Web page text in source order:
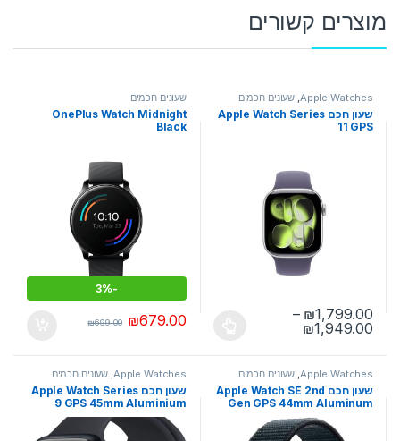
מוצרים קשורים
Apple Watches
, שעונים חכמים
שעון חכם Apple Watch Series
11 GPS
₪1,799.00
–
₪1,949.00 טווח מחירים: ⁦₪1,799.00⁩ עד ⁦₪1,949.00⁩
למוצר זה יש מספר סוגים. ניתן לבחור את האפשרויות בעמוד המוצר
שעונים חכמים
OnePlus Watch Midnight
Black
-
3%
₪679.00
₪699.00
Apple Watches
, שעונים חכמים
שעון חכם Apple Watch SE 2nd
Gen GPS 44mm Aluminum
Case & Sport Loop יבואן רשמי
Apple Watches
, שעונים חכמים
שעון חכם Apple Watch Series
9 GPS 45mm Aluminium
Case with Sport Band